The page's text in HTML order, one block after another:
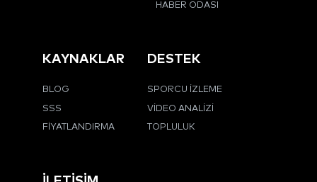
HABER ODASI
KAYNAKLAR
BLOG
SSS
FIYATLANDIRMA
DESTEK
SPORCU İZLEME
VIDEO ANALIZI
TOPLULUK